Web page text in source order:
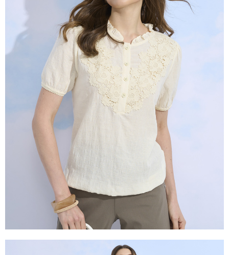
2.透過簡訊連結打開帳單後，可選擇「超商條碼／台灣大直營門市／銀行轉
帳／街口支付／iPASS MONEY」等通路繳費。
【注意事項】
1.本服務係由「台灣大哥大股份有限公司」（以下簡稱本公司）所提供，讓
用戶於交易時，得透過本服務購買商品或服務，並由商店將買賣／分期付款
買賣價金債權讓與本公司後，依約使用本公司帳單繳交帳款。
2.基於同意付款使用「大哥付你分期」之契約關係目的，商店將以您的個人
資料（包含姓名、電話或地址）提供予台灣大哥大進項蒐集、處理及利用，
由本公司與您本人進行分期帳單所需資料之確認、核對及更正。
3.完整用戶服務條款，請詳閱以下連結：
https://oppay.tw/userRule
１．於結帳方式選擇「AFTEE先享後付」後，將跳轉至「AFTEE先享後付」
結帳頁面，進行簡訊認證並確認金額後，即可完成結帳。
２．訂單成立數日內，您將收到繳費通知簡訊。
３．收到繳費通知簡訊後14天內，點擊此簡訊中的連結，可透過四大超商／
ATM／網路銀行／等多元方式進行付款，方視為交易完成。
※ 請注意：結帳手續完成當下不需立刻繳費，但若您需要取消訂單，請聯絡
購買商品的店家。未經商家同意取消之訂單仍視為有效，需透過AFTEE先享
後付繳納相關費用。
※ 交易是否成功請以「AFTEE先享後付 」之結帳頁面顯示為準，若有關於
是否繳費成功／繳費後需取消欲退款等相關疑問，請聯繫「AFTEE先享後付
客戶支援中心」https://netprotections.freshdesk.com/support/home
【注意事項】
１．透過由恩沛科技股份有限公司提供之「AFTEE先享後付」服務完成之交
易，需依本服務之必要範圍內提供個人資料，並將交易相關給付款項請求債
權轉讓予恩沛科技股份有限公司。
２．關於個人資料處理事宜，請瀏覽以下網址：
https://aftee.tw/terms/#terms3
３．未成年的使用者請事先徵得法定代理人或監護人之同意方可使用
「AFTEE先享後付」，若未經同意申辦者引起之損失，本公司不負相關責
４．使用「AFTEE先享後付」時，將依據個別帳號之用戶狀況，依本公司即
時審查核予不同之上限額度；若仍有額度不足之情形，本公司將視審查結果
請求用戶進行身份認證。
５．嚴禁一人註冊多個帳號或使用他人資訊註冊。若發現惡意使用之情形，
每筆NT$120，滿NT$2,000(含以上)免運費
每筆NT$120，滿NT$2,000(含以上)免運費